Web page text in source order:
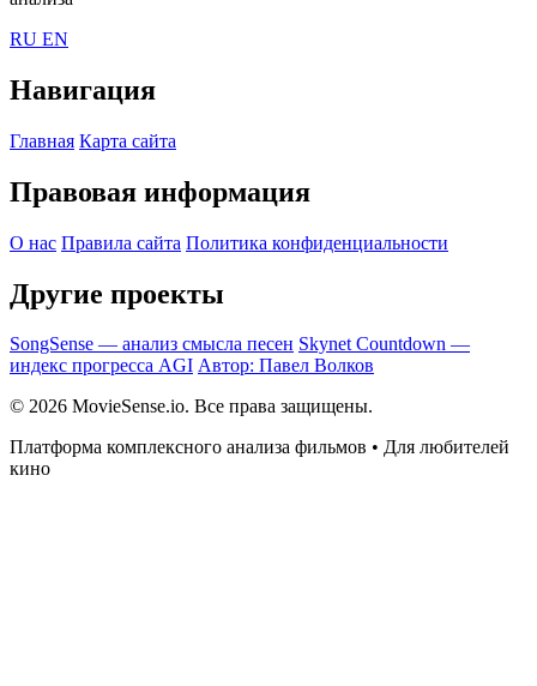
RU EN
Навигация
Главная Карта сайта
Правовая информация
О нас Правила сайта Политика конфиденциальности
Другие проекты
SongSense — анализ смысла песен Skynet Countdown —
индекс прогресса AGI Автор: Павел Волков
© 2026 MovieSense.io. Все права защищены.
Платформа комплексного анализа фильмов • Для любителей
кино